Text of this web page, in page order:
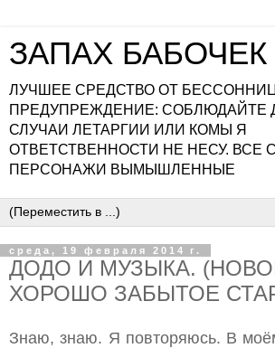
ЗАПАХ БАБОЧЕК
ЛУЧШЕЕ СРЕДСТВО ОТ
ПРЕДУПРЕЖДЕНИЕ: СОБЛЮДАЙТЕ
СЛУЧАИ ЛЕТАРГИИ ИЛИ КОМЫ Я
ОТВЕТСТВЕННОСТИ НЕ НЕСУ. ВСЕ
ПЕРСОНАЖИ ВЫМЫШЛЕННЫЕ
среда, 19 февраля 2014 г.
ДОДО И МУЗЫКА.
ХОРОШО ЗАБЫТОЕ
Знаю, знаю. Я повторяюсь. В